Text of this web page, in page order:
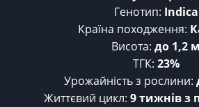
Генотип: Indica
Країна походження:
Висота: до 1,2 м
ТГК: 23%
Урожайність з рослини:
Життєвий цикл: 9 тижнів з